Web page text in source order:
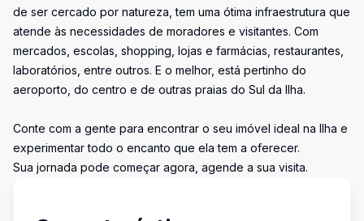
de ser cercado por natureza, tem uma ótima infraestrutura que
atende às necessidades de moradores e visitantes. Com
mercados, escolas, shopping, lojas e farmácias, restaurantes,
laboratórios, entre outros. E o melhor, está pertinho do
aeroporto, do centro e de outras praias do Sul da Ilha.
Conte com a gente para encontrar o seu imóvel ideal na Ilha e
experimentar todo o encanto que ela tem a oferecer.
Sua jornada pode começar agora, agende a sua visita.